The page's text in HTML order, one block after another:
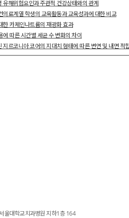
유해위험요인과 주관적 건강상태와의 관계
의료계열 학생의 교육활동과 교육성과에 대한 비교
한 카제인나트륨의 재광화 효과
따른 시간별 세균 수 변화의 차이
르코니아 코어의 지대치 형태에 따른 변연 및 내면 적
울대학교치과병원 지하1층 164